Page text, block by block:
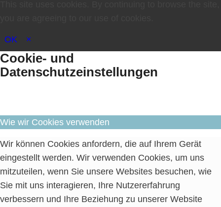
OK ×
Cookie- und
Datenschutzeinstellungen
Wie wir Cookies verwenden
Wir können Cookies anfordern, die auf Ihrem Gerät
eingestellt werden. Wir verwenden Cookies, um uns
mitzuteilen, wenn Sie unsere Websites besuchen, wie
Sie mit uns interagieren, Ihre Nutzererfahrung
verbessern und Ihre Beziehung zu unserer Website